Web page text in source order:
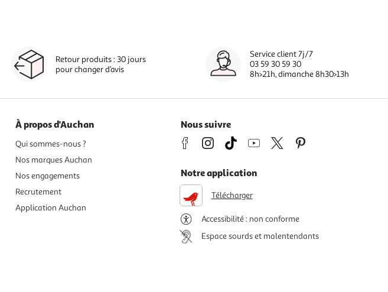
Retour produits : 30 jours
pour changer d’avis
Service client 7j/7
03 59 30 59 30
8h>21h, dimanche 8h30>13h
À propos d'Auchan
Qui sommes-nous ?
Nos marques Auchan
Nos engagements
Recrutement
Application Auchan
Nous suivre
Notre application
Télécharger
Accessibilité : non conforme
Espace sourds et malentendants